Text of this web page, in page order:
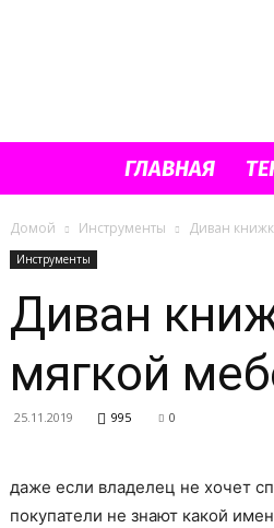
ГЛАВНАЯ
Домой Инструменты Диван
Инструменты
Диван
мягкой
25.11.2019 995 0
даже если владелец не хочет
покупатели не знают какой